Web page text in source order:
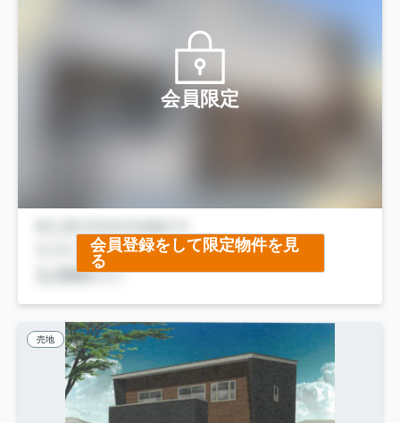
会員限定
会員登録をして限定物件を見
る
売地